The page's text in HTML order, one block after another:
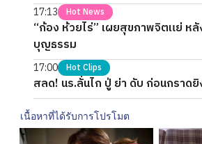
17:13 Hot News
“ก้อง ห้วยไร่” เผยสุขภาพจิตแย่ ห
บุญธรรม
17:00 Hot Clips
สลด! นร.ลั่นไก ปู่ ย่า ดับ ก่อนกราดยิ